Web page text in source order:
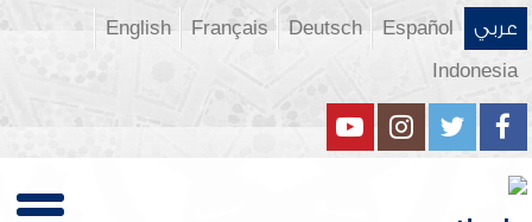
عربي Español
Deutsch
Français
English
Indonesia